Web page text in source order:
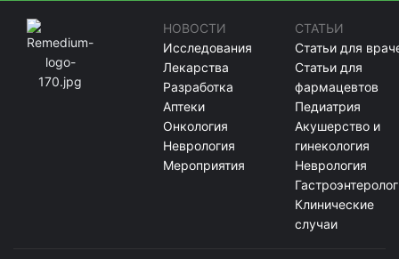
НОВОСТИ
Исследования
Лекарства
Разработка
Аптеки
Онкология
Неврология
Мероприятия
СТАТЬИ
Статьи для
Статьи для
фармацевтов
Педиатрия
Акушерство и
гинекология
Неврология
Клинические
случаи